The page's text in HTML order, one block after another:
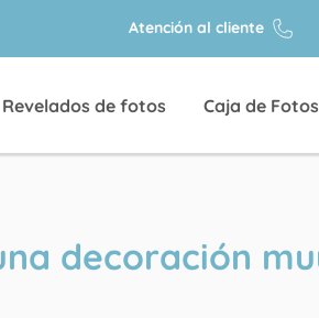
Atención al cliente
Revelados de fotos Caja de Fotos
decoración